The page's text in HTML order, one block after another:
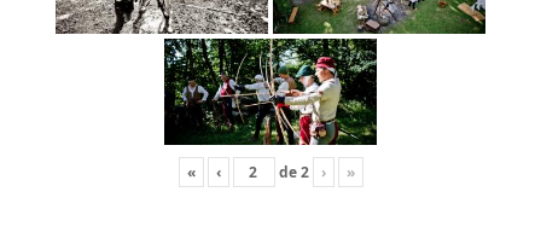
« ‹ de2 › »